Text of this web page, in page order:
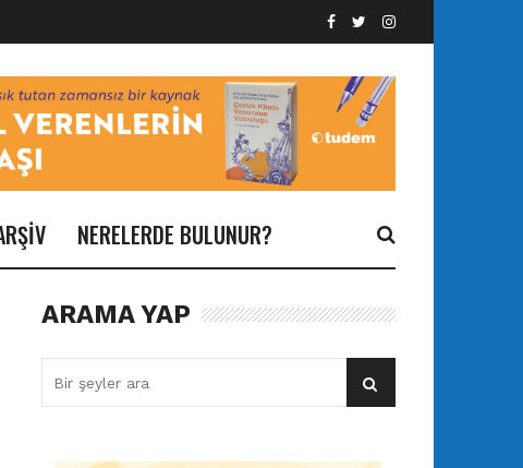
NERELERDE BULUNUR?
ARAMA YAP